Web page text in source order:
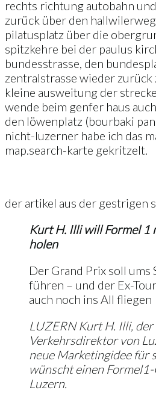
rechts richtung autobahn
zurück über den
pilatusplatz über die
spitzkehre bei der paulus
bundesstrasse, den
zentralstrasse wieder zurück
kleine ausweitung der
wende beim genfer haus
den löwenplatz (bourbaki
nicht-luzerner habe ich das
map.search-karte gekritzelt.
der artikel aus der gestrigen
Kurt H. Illi will Formel 1
holen
Der Grand Prix soll ums
führen – und der Ex-
auch noch ins All fliegen
LUZERN Kurt H. Illi,
Verkehrsdirektor von
neue Marketingidee für
wünscht einen
Luzern.